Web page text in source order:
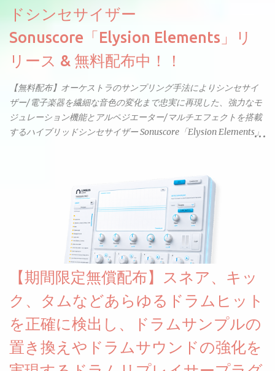
ドシンセサイザー
Sonuscore「Elysion Elements」リ
リース & 無料配布中！！
【無料配布】オーケストラのサンプリング手法によりシンセサイ
ザー/電子楽器を繊細な音色の変化まで忠実に再現した、強力なモ
ジュレーション機能とアルペジエーター/マルチエフェクトを搭載
するハイブリッドシンセサイザー Sonuscore「Elysion Elements」
えるようになっています。総容量も7GBを超えます。複数の設定に
より音色が作りこまれているため、あらかじめアルペジオがプロ
グラムされているプリセットも多いですが、アルペジオを切るこ
とももちろんできます。 ほとんどのシンセライブラリは、音を一
度サンプリングしてベロシティで音量を調整します。 しかし、
ELYSIONは違います。ビンテージシンセを含む様々な音源から、
複数のベロシティレイヤーにわたって録音し、各レイヤーを整形
することで、弱く演奏した場合と強く演奏した場合で、全く異な
る音色が得られます。単に音量を変えただけの同じ音ではありま
せん。
【期間限定無償配布】スネア、キッ
ク、タムなどあらゆるドラムヒット
を正確に検出し、ドラムサンプルの
置き換えやドラムサウンドの強化を